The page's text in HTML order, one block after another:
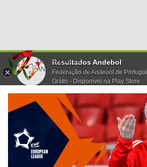
Resultados Andebol
Federação de Andebol de Portugal
Grátis - Disponivel na Play Store